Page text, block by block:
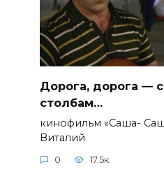
Дорога, дорога —
столбам…
кинофильм «Саша-
Виталий
0 17.5к.